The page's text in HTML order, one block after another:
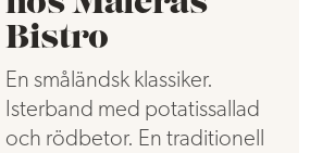
Bistro
En småländsk klassiker.
Isterband med potatissallad
och rödbetor. En traditionell